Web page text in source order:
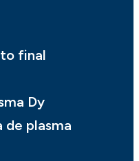
final
Dy
de plasma